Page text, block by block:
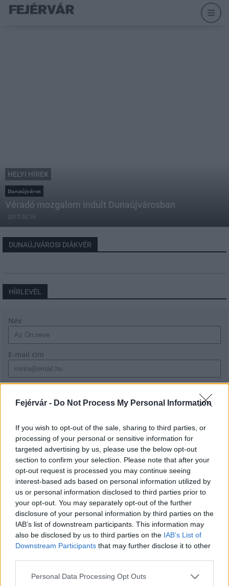
Fejérvár - Do Not Process My Personal Information
If you wish to opt-out of the sale, sharing to third parties, or
processing of your personal or sensitive information for
targeted advertising by us, please use the below opt-out
section to confirm your selection. Please note that after your
opt-out request is processed you may continue seeing
interest-based ads based on personal information utilized by
us or personal information disclosed to third parties prior to
your opt-out. You may separately opt-out of the further
disclosure of your personal information by third parties on the
IAB’s list of downstream participants. This information may
also be disclosed by us to third parties on the IAB’s List of
Downstream Participants that may further disclose it to other
Please note that this website/app uses one or more Google
Personal Data Processing Opt Outs
HELYI HÍREK
Dunaújváros
Véradó mozgalom indult Dunaújvárosban
2017.02.16
DUNAÚJVÁROSI DIÁKVÉR
HÍRLEVÉL
Név
E-mail cím
szabályzatot!
LEGFRISSEBB
Országos hírek
Megérkezett az eső a Duna vízgyűjtőjére
Aktuális
Paks II.: Mit jelent az 5. blokk új
árnyékában?